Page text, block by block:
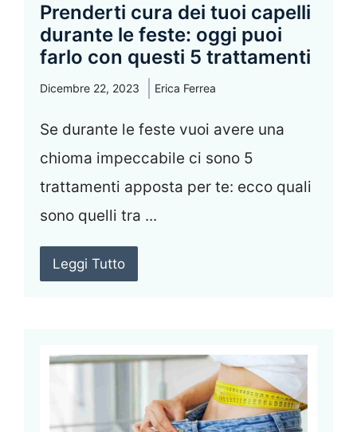
Prenderti cura dei tuoi capelli
durante le feste: oggi puoi
farlo con questi 5 trattamenti
Dicembre 22, 2023 Erica Ferrea
Se durante le feste vuoi avere una
chioma impeccabile ci sono 5
trattamenti apposta per te: ecco quali
sono quelli tra ...
Leggi Tutto